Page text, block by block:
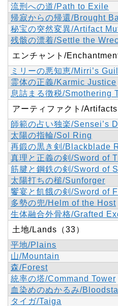
流刑への道/Path to Exile
帰寂からの帰還/Brought
秘宝の突然変異/Artifact
残骸の漂着/Settle the
エンチャント/
ミリーの悪知恵/Mirri’s
霊体の正義/Karmic Justice
息詰まる徴税/Smothering
アーティファクト/Artifacts
師範の占い独楽/Sensei’s
太陽の指輪/Sol Ring
再鍛の黒き剣/Blackblade
真理と正義の剣/Sword of
筋腱と鋼鉄の剣/Sword of
太陽打ちの槌/Sunforger
饗宴と飢餓の剣/Sword of
多勢の兜/Helm of the Host
生体融合外骨格/Grafted
土地/Lands（33）
平地/Plains
山/Mountain
森/Forest
統率の塔/Command Tower
血染めのぬかるみ/
タイガ/Taiga